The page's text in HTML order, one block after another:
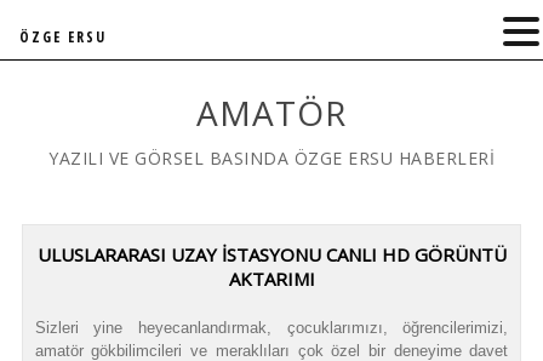
AMATÖR
YAZILI VE GÖRSEL BASINDA ÖZGE ERSU HABERLERİ
ULUSLARARASI UZAY İSTASYONU CANLI HD GÖRÜNTÜ
AKTARIMI
Sizleri yine heyecanlandırmak, çocuklarımızı, öğrencilerimizi,
amatör gökbilimcileri ve meraklıları çok özel bir deneyime davet
ÖZGE ERSU